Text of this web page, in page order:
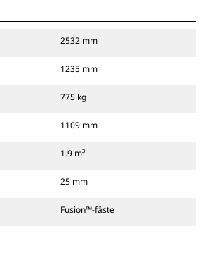
2532 mm
1235 mm
775 kg
1109 mm
1.9 m³
25 mm
Fusion™-fäste